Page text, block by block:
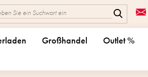
Großhandel Outlet %